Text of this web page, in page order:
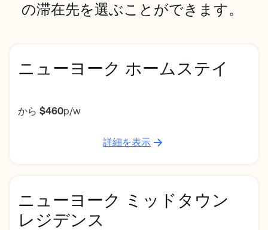
の滞在先を選ぶことができます。
ニューヨーク ホームステイ
から $460p/w
詳細を表示
ニューヨーク ミッドタウン
レジデンス